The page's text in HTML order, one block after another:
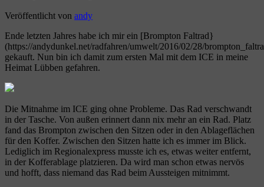
Veröffentlicht von andy
Ende letzten Jahres habe ich mir ein [Brompton Faltrad}
(https://andydunkel.net/radfahren/umwelt/2016/02/28/
gekauft. Nun bin ich damit zum ersten Mal mit dem ICE in meine
Heimat Lübben gefahren.
Die Mitnahme im ICE ging ohne Probleme. Das Rad verschwandt
in der Tasche. Von außen erinnert dann nix mehr an ein Rad. Platz
fand das Brompton zwischen den Sitzen oder in den Ablageflächen
für den Koffer. Zwischen den Sitzen hatte ich es immer im Blick.
Lediglich im Regionalexpress musste ich es, etwas weiter entfernt,
in der Kofferablage platzieren. Da wird man schon etwas nervös
und hofft, dass niemand das Rad beim Aussteigen mitnimmt.